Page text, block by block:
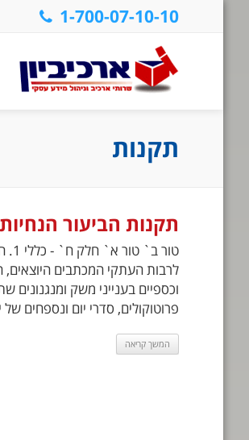
1-700-07-10-10
תקנות
תקנות הביעור
לרבות העתקי המכתבים היוצאים,
וכספיים בענייני משק
פרוטוקולים, סדרי יום ונספחים
המשך קריאה